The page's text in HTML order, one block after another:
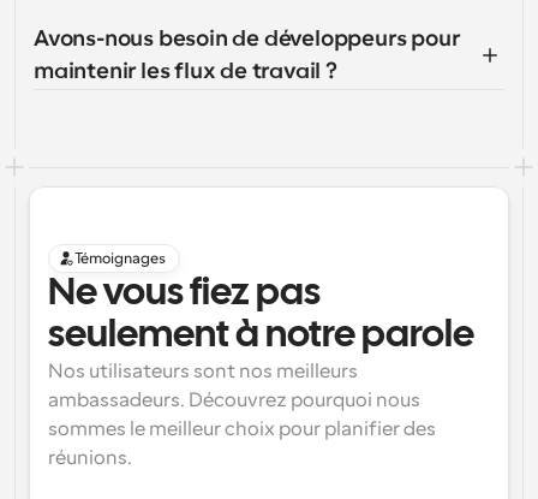
Avons-nous besoin de développeurs pour
maintenir les flux de travail ?
Témoignages
Ne vous fiez pas
seulement à notre parole
Nos utilisateurs sont nos meilleurs
ambassadeurs. Découvrez pourquoi nous
sommes le meilleur choix pour planifier des
réunions.